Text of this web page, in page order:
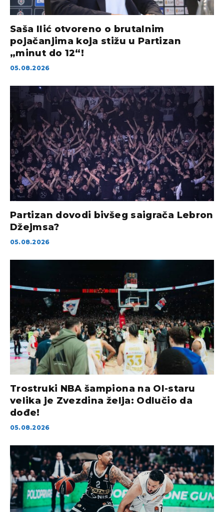
Saša Ilić otvoreno o brutalnim
pojačanjima koja stižu u Partizan
„minut do 12“!
05.08.2026
Partizan dovodi bivšeg saigrača Lebron
Džejmsa?
05.08.2026
Trostruki NBA šampiona na Ol-staru
velika je Zvezdina želja: Odlučio da
dođe!
05.08.2026